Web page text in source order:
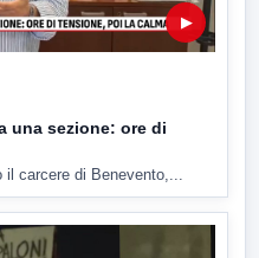
▶
una sezione: ore di
carcere di Benevento,...